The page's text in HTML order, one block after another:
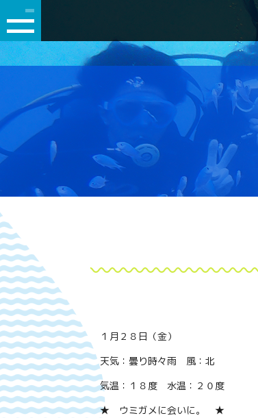
１月２８日（金）
天気：曇り時々雨 風：北
気温：１８度 水温：２０度
★ ウミガメに会いに。 ★